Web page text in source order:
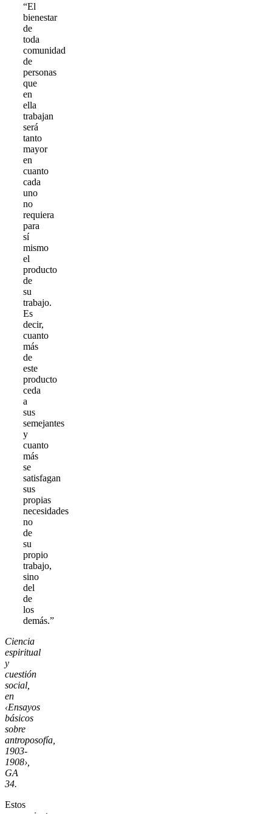
“El
bienestar
de
toda
comunidad
de
personas
que
en
ella
trabajan
será
tanto
mayor
en
cuanto
cada
uno
no
requiera
para
sí
mismo
el
producto
de
su
trabajo.
Es
decir,
cuanto
más
de
este
producto
ceda
a
sus
semejantes
y
cuanto
más
se
satisfagan
sus
propias
necesidades
no
de
su
propio
trabajo,
sino
del
de
los
demás.”
Ciencia
espiritual
y
cuestión
social,
en
‹Ensayos
básicos
sobre
antroposofía,
1903-
1908›,
GA
34.
Estos